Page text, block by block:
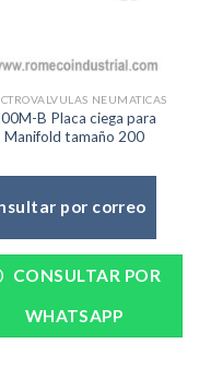
NEUMATICAS
B Placa ciega para
Manifold tamaño 200
por correo
CONSULTAR POR
WHATSAPP